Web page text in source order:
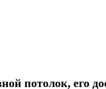
потолок, его